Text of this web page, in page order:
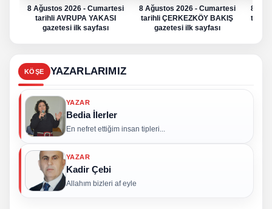
8 Ağustos 2026 - Cumartesi
tarihli AVRUPA YAKASI
gazetesi ilk sayfası
8 Ağustos 2026 - Cumartesi
tarihli ÇERKEZKÖY BAKIŞ
gazetesi ilk sayfası
8
tarihli
KÖŞE YAZARLARIMIZ
YAZAR
Bedia İlerler
En nefret ettiğim insan tipleri...
YAZAR
Kadir Çebi
Allahım bizleri af eyle